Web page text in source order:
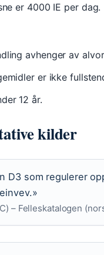
er 4000 IE per dag.
avhenger av
er ikke
12 år.
kilder
D3 som regulerer
– Felleskatalogen